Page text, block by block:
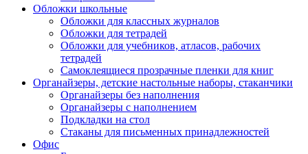
Обложки школьные
Обложки для классных журналов
Обложки для тетрадей
Обложки для учебников, атласов, рабочих
тетрадей
Самоклеящиеся прозрачные пленки для книг
Органайзеры, детские настольные наборы, стаканчики
Органайзеры без наполнения
Органайзеры с наполнением
Подкладки на стол
Стаканы для письменных принадлежностей
Офис